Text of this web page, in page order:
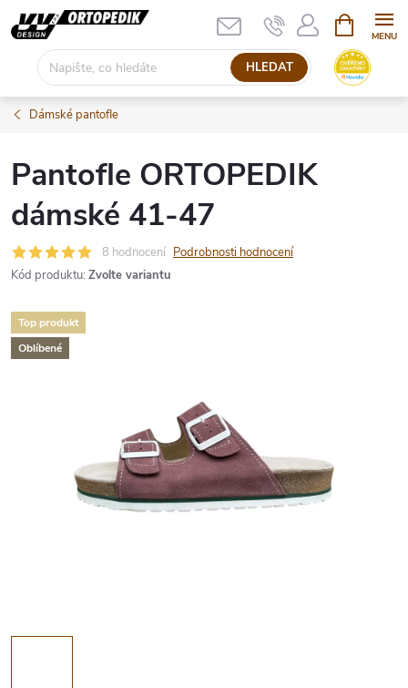
Přejít
na
HLEDAT
NÁKUPNÍ
KOŠÍK
Dámské pantofle
Pantofle ORTOPEDIK
dámské 41-47
8 hodnocení Podrobnosti hodnocení
Kód produktu: Zvolte variantu
Top produkt
Oblíbené